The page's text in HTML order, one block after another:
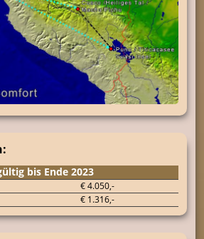
bis Ende 2023
€ 4.050,-
€ 1.316,-